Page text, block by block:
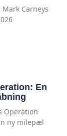
Carneys
En
Operation
ny milepæl